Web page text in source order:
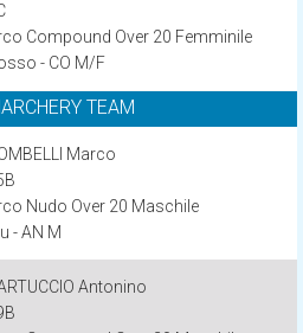
Compound Over 20 Femminile
- CO M/F
TEAM
Marco
Nudo Over 20 Maschile
- AN M
Antonino